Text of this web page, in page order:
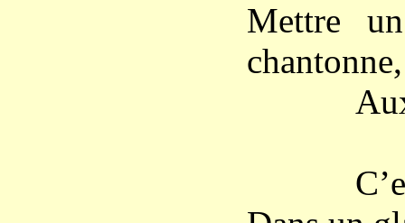
Mettre
chantonne,
Aux
C’est